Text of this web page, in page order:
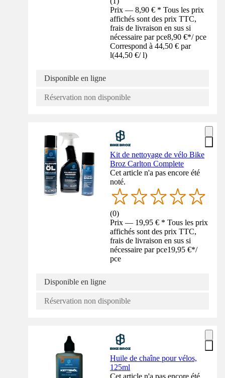
Prix — 8,90 € * Tous les prix
affichés sont des prix TTC,
frais de livraison en sus si
nécessaire par pce8,90 €*/ pce
Correspond à 44,50 € par
l(44,50 €/ l)
Disponible en ligne
Réservation non disponible
Kit de nettoyage de vélo Bike
Broz Carlton Complete
Cet article n'a pas encore été
noté.
(0)
Prix — 19,95 € * Tous les prix
affichés sont des prix TTC,
frais de livraison en sus si
nécessaire par pce19,95 €*/
pce
Disponible en ligne
Réservation non disponible
Huile de chaîne pour vélos,
125ml